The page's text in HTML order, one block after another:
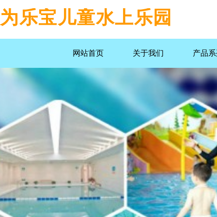
网站首页 关于我们 产品
为乐宝儿童水上乐园